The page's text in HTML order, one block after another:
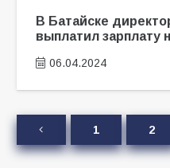
В Батайске
выплатил зарплату
06.04.2024
1 2